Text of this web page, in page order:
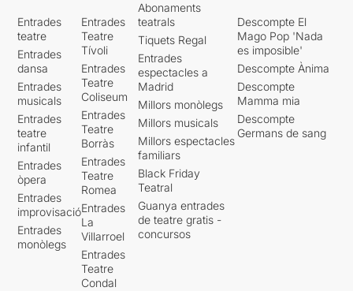
Entrades
teatre
Entrades
dansa
Entrades
musicals
Entrades
teatre
infantil
Entrades
òpera
Entrades
improvisació
Entrades
monòlegs
Entrades
Teatre
Tívoli
Entrades
Teatre
Coliseum
Entrades
Teatre
Borràs
Entrades
Teatre
Romea
Entrades
La
Villarroel
Entrades
Teatre
Condal
Abonaments
teatrals
Tiquets Regal
Entrades
espectacles a
Madrid
Millors monòlegs
Millors musicals
Millors espectacles
familiars
Black Friday
Teatral
Guanya entrades
de teatre gratis -
concursos
Descompte El
Mago Pop 'Nada
es imposible'
Descompte Ànima
Descompte
Mamma mia
Descompte
Germans de sang